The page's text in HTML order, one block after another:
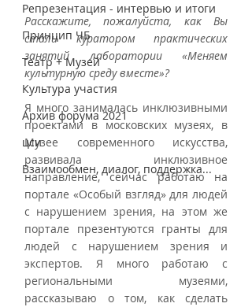
Репрезентация - интервью и итоги
Принцип ЧБ
Театр + Музей
Культура участия
Архив форума 2021
цси
Взаимообмен, диалог, поддержка...
Расскажите, пожалуйста, как Вы
стали куратором практических
занятий лаборатории «Меняем
культурную среду вместе»?
Я много занималась инклюзивными
проектами в московских музеях, в
Музее современного искусства,
развивала инклюзивное
направление, сейчас работаю на
портале «Особый взгляд» для людей
с нарушением зрения, на этом же
портале презентуются гранты для
людей с нарушением зрения и
экспертов. Я много работаю с
региональными музеями,
рассказываю о том, как сделать